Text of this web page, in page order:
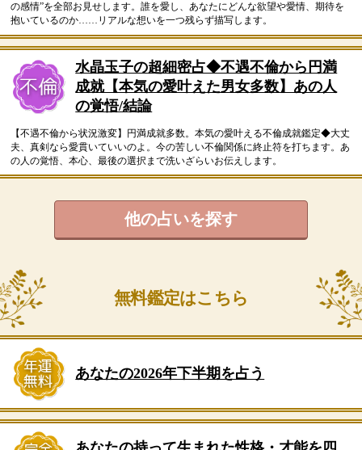
の感情”を全部お見せします。誰を愛し、あなたにどんな欲望や愛情、期待を
抱いているのか……リアルな想いを一つ残らず描写します。
水晶玉子の超細密占◆不遇不倫から円満
成就【本気の愛叶えた男女多数】あの人
の覚悟/結論
【不遇不倫から状況激変】円満成就多数。本気の愛叶える不倫成就鑑定◆大丈
夫、真剣なら愛貫いていいのよ。今の苦しい不倫関係に終止符を打ちます。あ
の人の覚悟、本心、最後の選択まで洗いざらいお伝えします。
他の占いを探す
無料鑑定はこちら
あなたの2026年下半期を占う